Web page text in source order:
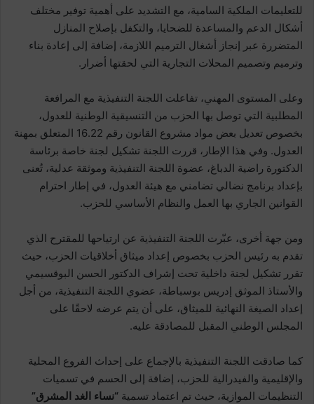
للتعليمات الملكية السامية، مع التشديد على أهمية توفير مختلف
أشكال الدعم والمساعدة للضحايا، والتكفل بإصلاح المنازل
المتضررة عبر إنجاز أشغال الترميم اللازمة، إضافة إلى إعادة بناء
وترميم وتصميم المحلات التجارية التي لحقتها أضرار.
وعلى المستوى المهني، تفاعلت اللجنة التنفيذية مع المرافعة
المطلبية التي توصل بها الحزب من التنسيقية الوطنية للعدول،
بخصوص تعديل بعض مواد مشروع القانون رقم 16.22 المتعلق بمهنة
العدول. وفي هذا الإطار، قررت اللجنة تشكيل لجنة خاصة برئاسة
الدكتورة راضية الدباغ، عضوة اللجنة التنفيذية وموثقة عدلية، تُعنى
بإعداد برنامج نضالي تضامني مع هيئة العدول، في إطار احترام
القوانين الجاري بها العمل والنظام الأساسي للحزب.
ومن جهة أخرى، عبّرت اللجنة التنفيذية عن ارتياحها للمقترح الذي
تقدم به رئيس الحزب بخصوص إعداد ميثاق أخلاقيات الحزب، حيث
تقرر تشكيل لجنة داخلية تحت إشراف الدكتور الحسن البوقسيمي
والأستاذ الموثق إدريس بوسباطة، عضوي اللجنة التنفيذية، من أجل
إعداد الصيغة النهائية للميثاق، على أن يتم عرضه لاحقًا على
المجلس الوطني المقبل للمصادقة عليه.
كما صادقت اللجنة التنفيذية بالإجماع على إحداث الفروع المحلية
والإقليمية والفيدرالية للحزب، إضافة إلى الحسم في تسميات
التنظيمات الموازية، حيث تم اعتماد تسمية “نساء الغد المشرق”